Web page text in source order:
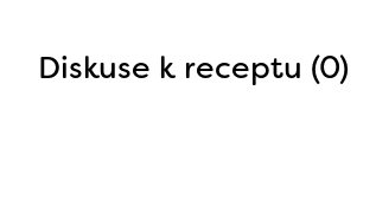
Diskuse k receptu (0)